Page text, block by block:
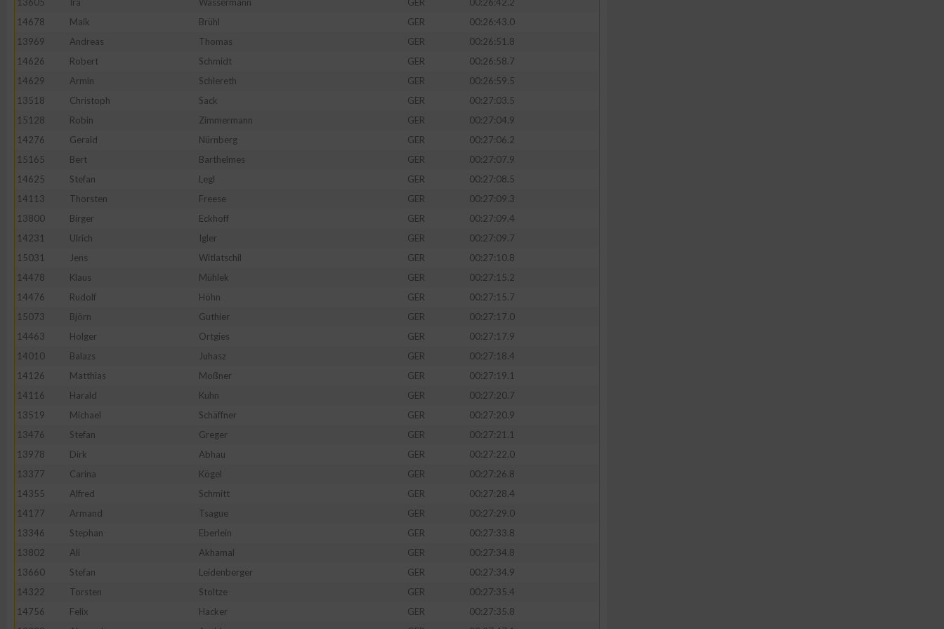
14678
Maik Brühl GER
00:26:43.0
13969
Andreas Thomas GER
00:26:51.8
14626
Robert Schmidt GER
00:26:58.7
14629
Armin Schlereth GER
00:26:59.5
13518
Christoph Sack GER
00:27:03.5
15128
Robin Zimmermann GER
00:27:04.9
14276
Gerald Nürnberg GER
00:27:06.2
15165
Bert Barthelmes GER
00:27:07.9
14625
Stefan Legl GER
00:27:08.5
14113
Thorsten Freese GER
00:27:09.3
13800
Birger Eckhoff GER
00:27:09.4
14231
Ulrich Igler GER
00:27:09.7
15031
Jens Witlatschil GER
00:27:10.8
14478
Klaus Mühlek GER
00:27:15.2
14476
Rudolf Höhn GER
00:27:15.7
15073
Björn Guthier GER
00:27:17.0
14463
Holger Ortgies GER
00:27:17.9
14010
Balazs Juhasz GER
00:27:18.4
14126
Matthias Moßner GER
00:27:19.1
14116
Harald Kuhn GER
00:27:20.7
13519
Michael Schäffner GER
00:27:20.9
13476
Stefan Greger GER
00:27:21.1
13978
Dirk Abhau GER
00:27:22.0
13377
Carina Kögel GER
00:27:26.8
14355
Alfred Schmitt GER
00:27:28.4
14177
Armand Tsague GER
00:27:29.0
13346
Stephan Eberlein GER
00:27:33.8
13802
Ali Akhamal GER
00:27:34.8
13660
Stefan Leidenberger GER
00:27:34.9
14322
Torsten Stoltze GER
00:27:35.4
14756
Felix Hacker GER
00:27:35.8
Erstellung von Profilen zur Personalisierung von Inhalten
Messung der Werbeleistung
Messung der Performance von Inhalten
Analyse von Zielgruppen durch Statistiken oder Kombinationen von Daten aus
Entwicklung und Verbesserung der Angebote
IAB-Besonderheiten:
Geräte anhand von aktiv angeforderten Informationen identifizieren
Nicht-IAB-Verarbeitungszwecke:
Notwendig
Performance
Funktional